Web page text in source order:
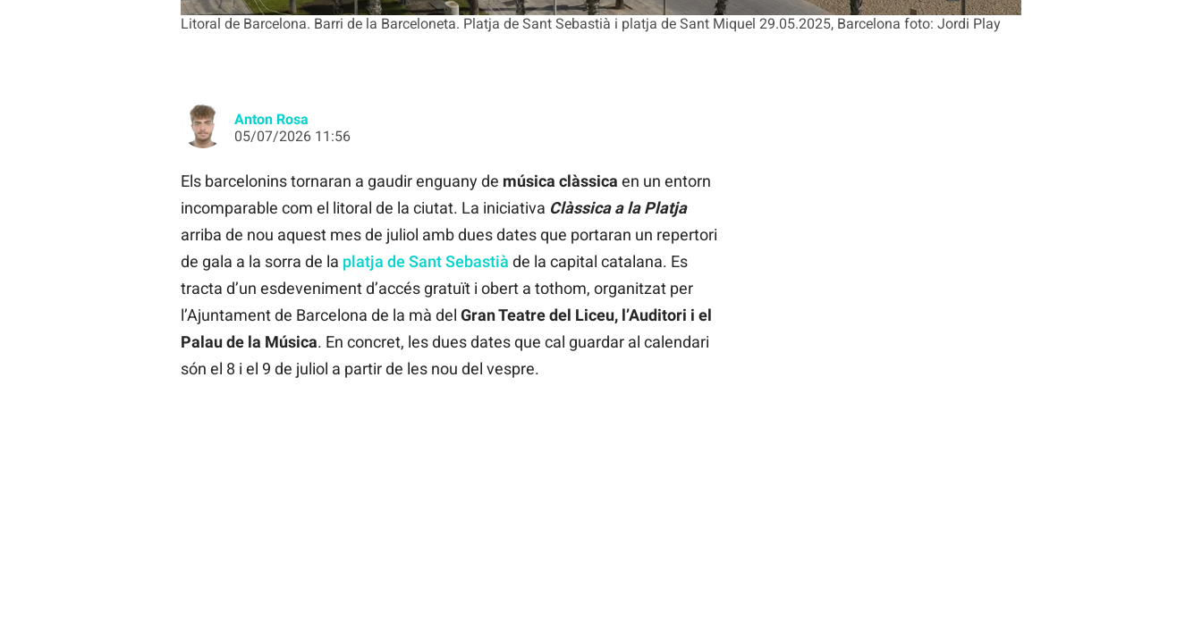
Litoral de Barcelona. Barri de la Barceloneta. Platja de Sant Sebastià i platja de Sant Miquel 29.05.2025, Barcelona foto: Jordi Play
Anton Rosa
05/07/2026 11:56
Els barcelonins tornaran a gaudir enguany de música clàssica en un entorn
incomparable com el litoral de la ciutat. La iniciativa Clàssica a la Platja
arriba de nou aquest mes de juliol amb dues dates que portaran un repertori
de gala a la sorra de la platja de Sant Sebastià de la capital catalana. Es
tracta d’un esdeveniment d’accés gratuït i obert a tothom, organitzat per
l’Ajuntament de Barcelona de la mà del Gran Teatre del Liceu, l’Auditori i el
Palau de la Música. En concret, les dues dates que cal guardar al calendari
són el 8 i el 9 de juliol a partir de les nou del vespre.